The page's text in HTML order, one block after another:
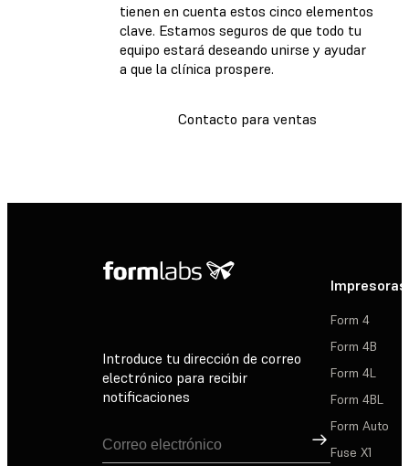
tienen en cuenta estos cinco elementos
clave. Estamos seguros de que todo tu
equipo estará deseando unirse y ayudar
a que la clínica prospere.
Contacto para ventas
Introduce tu dirección de correo
electrónico para recibir
notificaciones
Suscribirse
Impresoras
Form 4
Form 4B
Form 4L
Form 4BL
Form Auto
Fuse X1